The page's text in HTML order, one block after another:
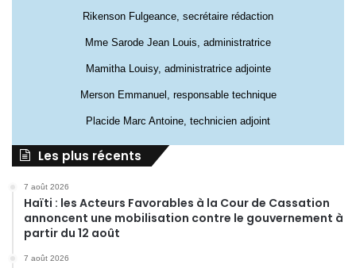
Rikenson Fulgeance, secrétaire rédaction
Mme Sarode Jean Louis, administratrice
Mamitha Louisy, administratrice adjointe
Merson Emmanuel, responsable technique
Placide Marc Antoine, technicien adjoint
Les plus récents
7 août 2026
Haïti : les Acteurs Favorables à la Cour de Cassation
annoncent une mobilisation contre le gouvernement à
partir du 12 août
7 août 2026